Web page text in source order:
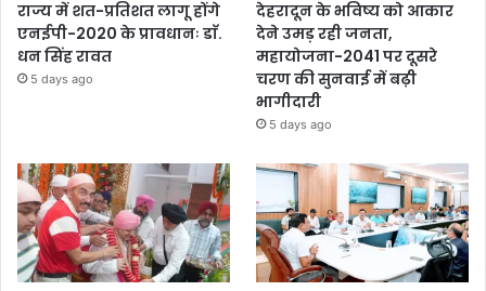
राज्य में शत-प्रतिशत लागू होंगे
एनईपी-2020 के प्रावधानः डाॅ.
धन सिंह रावत
5 days ago
देहरादून के भविष्य को आकार
देने उमड़ रही जनता,
महायोजना-2041 पर दूसरे
चरण की सुनवाई में बढ़ी
भागीदारी
5 days ago